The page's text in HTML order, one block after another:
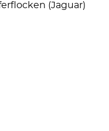
(Jaguar)